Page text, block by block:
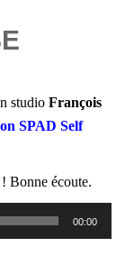
studio François
SPAD Self
Bonne écoute.
00:00